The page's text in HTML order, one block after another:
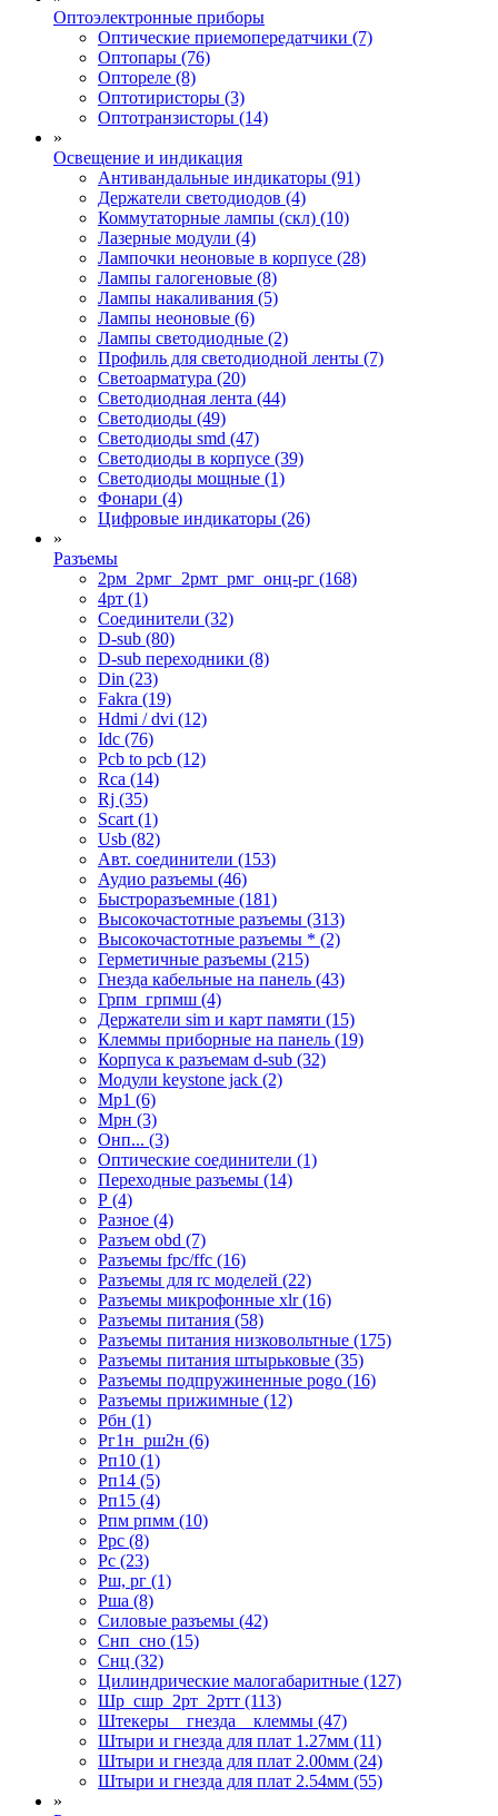
Оптоэлектронные приборы
Оптические приемопередатчики (7)
Оптопары (76)
Оптореле (8)
Оптотиристоры (3)
Оптотранзисторы (14)
»
Освещение и индикация
Антивандальные индикаторы (91)
Держатели светодиодов (4)
Коммутаторные лампы (скл) (10)
Лазерные модули (4)
Лампочки неоновые в корпусе (28)
Лампы галогеновые (8)
Лампы накаливания (5)
Лампы неоновые (6)
Лампы светодиодные (2)
Профиль для светодиодной ленты (7)
Светоарматура (20)
Светодиодная лента (44)
Светодиоды (49)
Светодиоды smd (47)
Светодиоды в корпусе (39)
Светодиоды мощные (1)
Фонари (4)
Цифровые индикаторы (26)
»
Разъемы
2рм_2рмг_2рмт_рмг_онц-рг (168)
4рт (1)
Cоединители (32)
D-sub (80)
D-sub переходники (8)
Din (23)
Fakra (19)
Hdmi / dvi (12)
Idc (76)
Pcb to pcb (12)
Rca (14)
Rj (35)
Scart (1)
Usb (82)
Авт. соединители (153)
Аудио разъемы (46)
Быстроразъемные (181)
Высокочастотные разъемы (313)
Высокочастотные разъемы * (2)
Герметичные разъемы (215)
Гнезда кабельные на панель (43)
Грпм_грпмш (4)
Держатели sim и карт памяти (15)
Клеммы приборные на панель (19)
Корпуса к разъемам d-sub (32)
Модули keystone jack (2)
Мр1 (6)
Мрн (3)
Онп... (3)
Оптические соединители (1)
Переходные разъемы (14)
Р (4)
Разное (4)
Разъем obd (7)
Разъемы fpc/ffc (16)
Разъемы для rc моделей (22)
Разъемы микрофонные xlr (16)
Разъемы питания (58)
Разъемы питания низковольтные (175)
Разъемы питания штырьковые (35)
Разъемы подпружиненные pogo (16)
Разъемы прижимные (12)
Рбн (1)
Рг1н_рш2н (6)
Рп10 (1)
Рп14 (5)
Рп15 (4)
Рпм рпмм (10)
Ррс (8)
Рс (23)
Рш, рг (1)
Рша (8)
Силовые разъемы (42)
Снп_сно (15)
Снц (32)
Цилиндрические малогабаритные (127)
Шр_сшр_2рт_2ртт (113)
Штекеры _ гнезда _ клеммы (47)
Штыри и гнезда для плат 1.27мм (11)
Штыри и гнезда для плат 2.00мм (24)
Штыри и гнезда для плат 2.54мм (55)
»